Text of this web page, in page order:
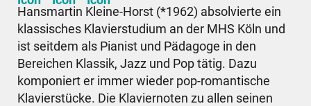
Hansmartin Kleine-Horst (*1962) absolvierte ein
klassisches Klavierstudium an der MHS Köln und
ist seitdem als Pianist und Pädagoge in den
Bereichen Klassik, Jazz und Pop tätig. Dazu
komponiert er immer wieder pop-romantische
Klavierstücke. Die Klaviernoten zu allen seinen